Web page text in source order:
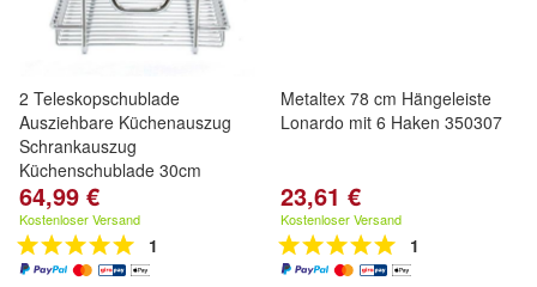
2 Teleskopschublade
Ausziehbare Küchenauszug
Schrankauszug
Küchenschublade 30cm
64,99 €
Kostenloser Versand
1
Metaltex 78 cm Hängeleiste
Lonardo mit 6 Haken 350307
23,61 €
Kostenloser Versand
1